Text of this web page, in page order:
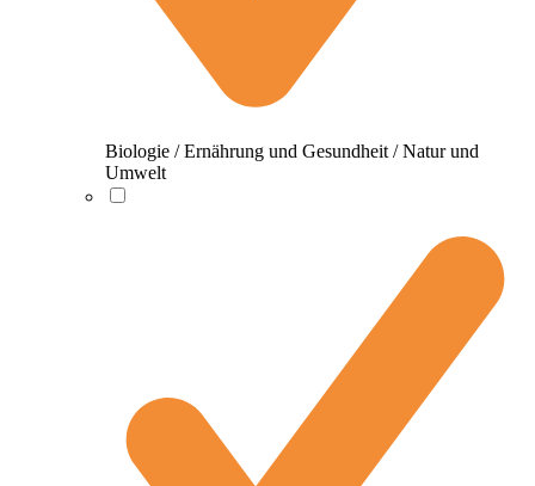
Biologie / Ernährung und Gesundheit / Natur und
Umwelt